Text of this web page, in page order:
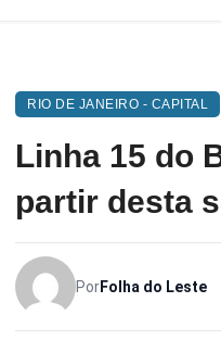
RIO DE JANEIRO - CAPITAL
Linha 15 do
partir desta
PorFolha do Leste